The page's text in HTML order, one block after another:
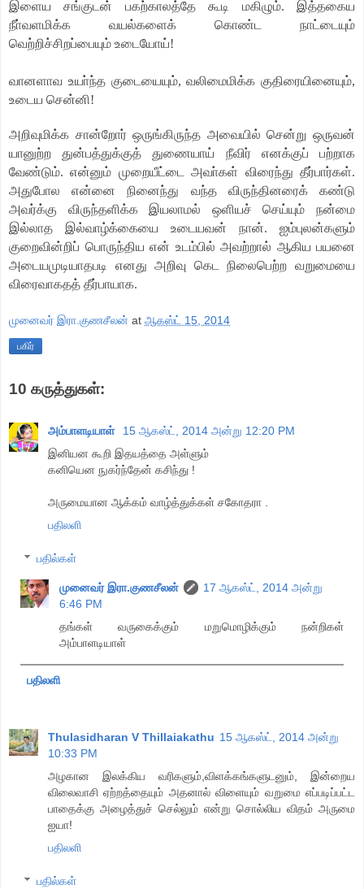
இளைய சங்குடன் பகற்காலத்தே கூடி மகிழும். இத்தகைய
நீா்வளமிக்க வயல்களைக் கொண்ட நாட்டையும்
வெற்றிச்சிறப்பையும் உடையோய்!
வானளாவ உயா்ந்த குடையையும், வலிமைமிக்க குதிரையினையும்,
உடைய சென்னி!
அறிவுமிக்க சான்றோர் ஒருங்கிருந்த அவையில் சென்று ஒருவன்
யானுற்ற துன்பத்துக்குத் துணையாய் நீவிர் எனக்குப் பற்றாக
வேண்டும். என்னும் முறையீட்டை அவா்கள் விரைந்து தீர்பார்கள்.
அதுபோல என்னை நினைந்து வந்த விருந்தினரைக் கண்டு
அவர்க்கு விருந்தளிக்க இயலாமல் ஒளியச் செய்யும் நன்மை
இல்லாத இல்வாழ்க்கையை உடையவன் நான். ஐம்புலன்களும்
குறைவின்றிப் பொருந்திய என் உடம்பில் அவற்றால் ஆகிய பயனை
அடையமுடியாதபடி எனது அறிவு கெட நிலைபெற்ற வறுமையை
விரைவாகதத் தீர்பாயாக.
முனைவர் இரா.குணசீலன் at ஆகஸ்ட் 15, 2014
பகிர்
10 கருத்துகள்:
அம்பாளடியாள்
15 ஆகஸ்ட், 2014 அன்று 12:20 PM
இனியன கூறி இதயத்தை அள்ளும்
கனியென நுகர்ந்தேன் கசிந்து !
அருமையான ஆக்கம் வாழ்த்துக்கள் சகோதரா .
பதிலளி
பதில்கள்
முனைவர் இரா.குணசீலன்
17 ஆகஸ்ட், 2014 அன்று
6:46 PM
தங்கள் வருகைக்கும் மறுமொழிக்கும் நன்றிகள்
அம்பாளடியாள்
பதிலளி
Thulasidharan V Thillaiakathu 15 ஆகஸ்ட், 2014 அன்று
10:33 PM
அழகான இலக்கிய வரிகளும்,விளக்கங்களுடனும், இன்றைய
விலைவாசி ஏற்றத்தையும் அதனால் விளையும் வறுமை எப்படிப்பட்ட
பாதைக்கு அழைத்துச் செல்லும் என்று சொல்லிய விதம் அருமை
ஐயா!
பதிலளி
பதில்கள்